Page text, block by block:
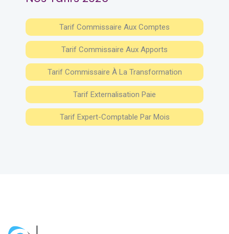
Tarif Commissaire Aux Comptes
Tarif Commissaire Aux Apports
Tarif Commissaire À La Transformation
Tarif Externalisation Paie
Tarif Expert-Comptable Par Mois